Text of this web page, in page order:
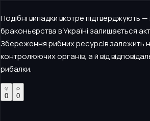
Подібні випадки вкотре підтверджують
браконьєрства в Україні залишається
Збереження рибних ресурсів залежить
контролюючих органів, а й від
рибалки.
0 0